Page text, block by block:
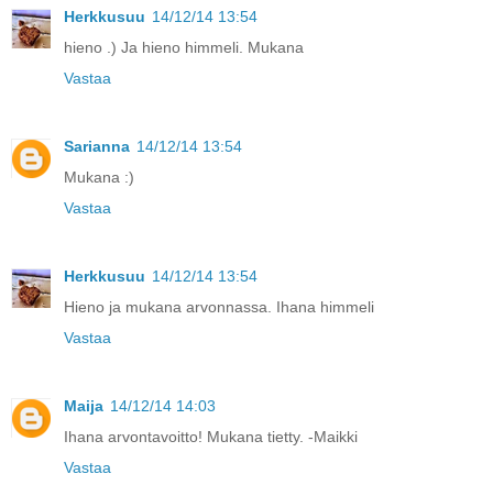
Herkkusuu 14/12/14 13:54
hieno .) Ja hieno himmeli. Mukana
Vastaa
Sarianna 14/12/14 13:54
Mukana :)
Vastaa
Herkkusuu 14/12/14 13:54
Hieno ja mukana arvonnassa. Ihana himmeli
Vastaa
Maija 14/12/14 14:03
Ihana arvontavoitto! Mukana tietty. -Maikki
Vastaa